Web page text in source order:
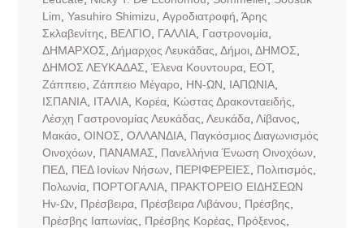
Lim Yasuhiro Shimizu Αγροδιατροφή Άρης
Σκλαβενίτης
ΒΕΛΓΙΟ ΓΑΛΛΙΑ, Γαστρονομία,
ΔΗΜΑΡΧΟΣ Δήμαρχος Λευκάδας Δήμοι, ΔΗΜΟΣ
ΔΗΜΟΣ ΛΕΥΚΑΔΑΣ Έλενα Κουντουρα, ΕΟΤ,
Ζάππειο Ζάππειο Μέγαρο ΗΝ-ΩΝ ΙΑΠΩΝΙΑ,
ΙΣΠΑΝΙΑ, ΙΤΑΛΙΑ, Κορέα, Κώστας Δρακονταειδής
Λέσχη Γαστρονομίας Λευκάδας Λευκάδα, Λίβανος
Μακάο ΟΙΝΟΣ ΟΛΛΑΝΔΙΑ, Παγκόσμιος Διαγωνισμός
Οινοχόων, ΠΑΝΑΜΑΣ Πανελλήνια Ένωση Οινοχόων,
ΠΕΔ, ΠΕΔ Ιονίων Νήσων, ΠΕΡΙΦΕΡΕΙΕΣ Πολιτισμός
Πολωνία, ΠΟΡΤΟΓΑΛΙΑ, ΠΡΑΚΤΟΡΕΙΟ ΕΙΔΗΣΕΩΝ
Ην-Ων, Πρέσβειρα, Πρέσβειρα Λιβάνου Πρέσβης
Πρέσβης Ιαπωνίας
Πρέσβης Κορέας Πρόξενος